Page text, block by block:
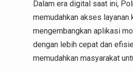
Dalam era digital saat ini,
memudahkan akses
mengembangkan aplikasi
dengan lebih cepat dan
memudahkan masyarakat